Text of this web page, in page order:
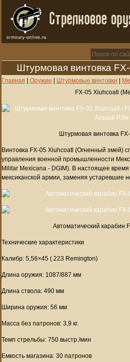
Штурмовая винтовка
Главная | Оружие | Штурмовые винтовки |
FX-05 Xiuhcoatl
Штурмовая винтовка
Винтовка FX-05 Xiuhcoatl (Огненный змей)
управления военной промышленности
Militar Mexicana - DGIM). В настоящее
мексиканской армии, заменяя устаревшие
Автоматический карабин
Технические характеристики
Калибр: 5,56×45 (.223 Remington)
Длина оружия: 1087/887 мм
Длина ствола: 490 мм
Ширина оружия: 56 мм
Масса без патронов: 3,9 кг.
Темп стрельбы: 750 выстр./мин
Емкость магазина: 30 патронов